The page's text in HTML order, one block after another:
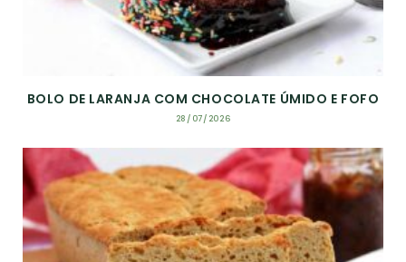
BOLO DE LARANJA COM CHOCOLATE ÚMIDO E FOFO
28/07/2026